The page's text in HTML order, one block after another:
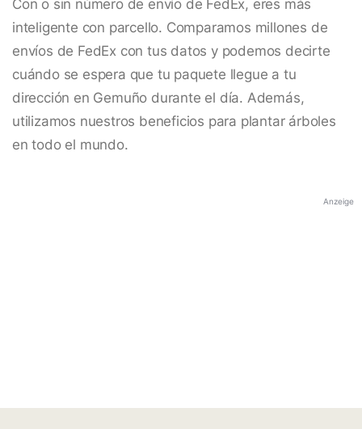
Con o sin número de envío de FedEx, eres más
inteligente con parcello. Comparamos millones de
envíos de FedEx con tus datos y podemos decirte
cuándo se espera que tu paquete llegue a tu
dirección en Gemuño durante el día. Además,
utilizamos nuestros beneficios para plantar árboles
en todo el mundo.
Anzeige